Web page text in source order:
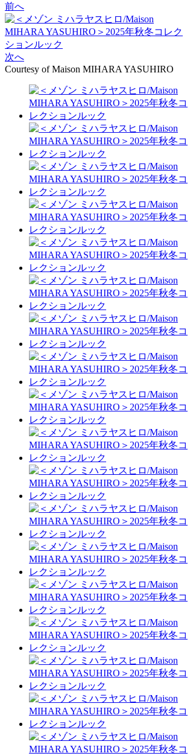
前へ
次へ
Courtesy of Maison MIHARA YASUHIRO